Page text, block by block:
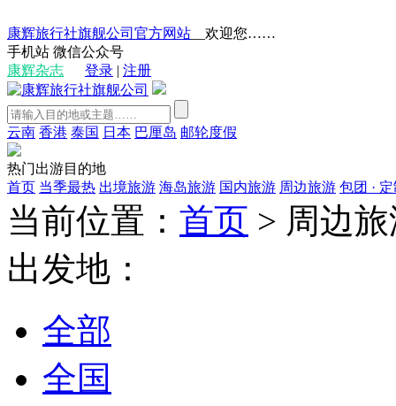
康辉旅行社旗舰公司官方网站 __欢迎您……
手机站 微信公众号
康辉杂志
登录 | 注册
云南 香港 泰国 日本 巴厘岛 邮轮度假
热门出游目的地
首页 当季最热 出境旅游 海岛旅游 国内旅游 周边旅游 包团 ·
当前位置： 首页 > 周边
出发地：
全部
全国